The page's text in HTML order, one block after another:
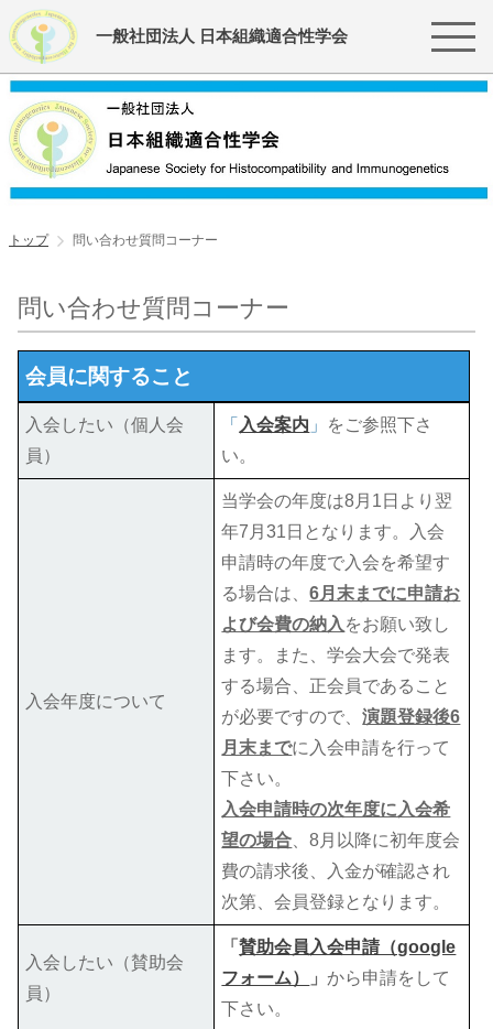
一般社団法人 日本組織適合性学会
トップ 問い合わせ質問コーナー
問い合わせ質問コーナー
会員に関すること
入会したい（個人会
員）
「 入会案内 」 をご参照下さ
い。
入会年度について
当学会の年度は8月1日より翌
年7月31日となります。入会
申請時の年度で入会を希望す
る場合は、6月末までに申請お
よび会費の納入 をお願い致し
ます。また、学会大会で発表
する場合、正会員であること
が必要ですので、演題登録後6
月末までに入会申請を行って
下さい。
入会申請時の次年度に入会希
望の場合 、8月以降に初年度会
費の請求後、入金が確認され
次第、会員登録となります。
入会したい（賛助会
員）
「賛助会員入会申請（google
フォーム）
」から申請をして
下さい。